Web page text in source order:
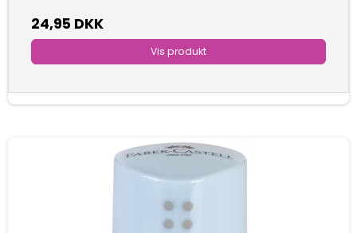
24,95 DKK
Vis produkt